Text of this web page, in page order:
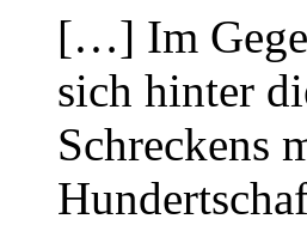
[…] Im
sich hinter
Schreckens